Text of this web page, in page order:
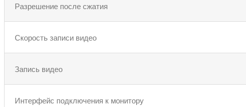
Разрешение после сжатия
Скорость записи видео
Запись видео
Интерфейс подключения к монитору